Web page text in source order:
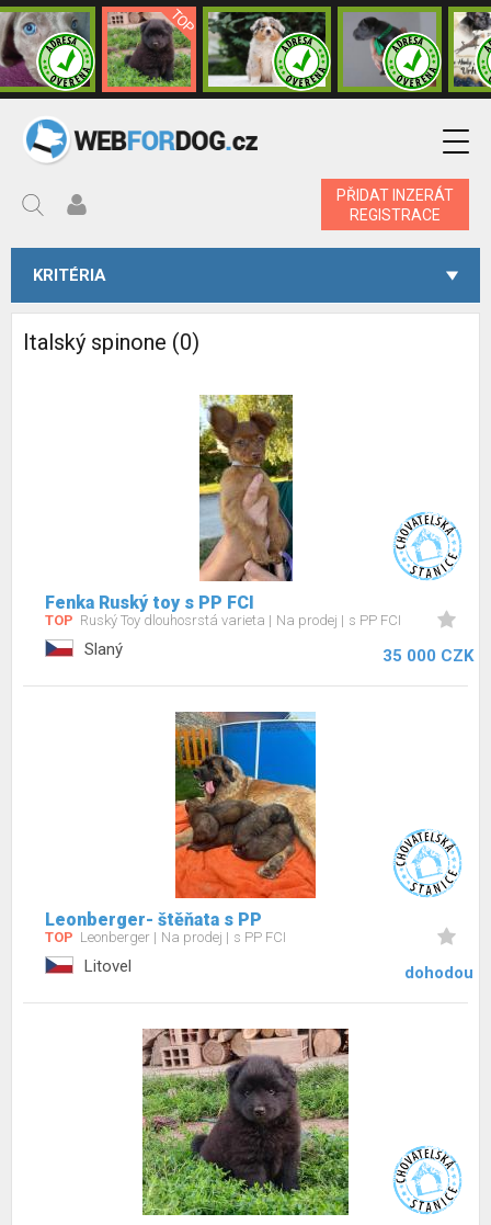
PŘIDAT INZERÁT
REGISTRACE
KRITÉRIA
Italský spinone (0)
Fenka Ruský toy s PP FCI
TOP Ruský Toy dlouhosrstá varieta Na prodej s PP FCI
Slaný 35 000 CZK
Leonberger- štěňata s PP
TOP Leonberger Na prodej s PP FCI
Litovel dohodou